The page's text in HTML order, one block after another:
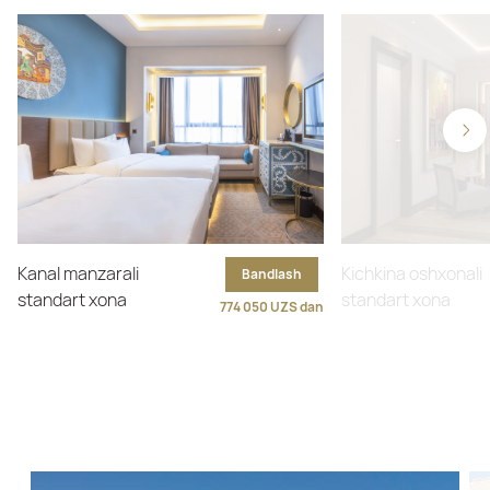
Kanal manzarali
standart xona
Bandlash
774 050 UZS dan
Kichkina oshxonali
standart xona